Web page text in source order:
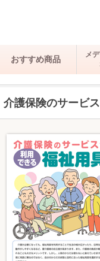
おすすめ商品
メ
介護保険のサービ